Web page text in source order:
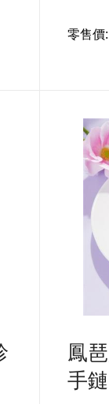
零售
鳳
手鏈